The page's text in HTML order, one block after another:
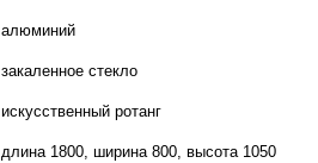
алюминий
закаленное стекло
искусственный ротанг
длина 1800, ширина 800, высота 1050